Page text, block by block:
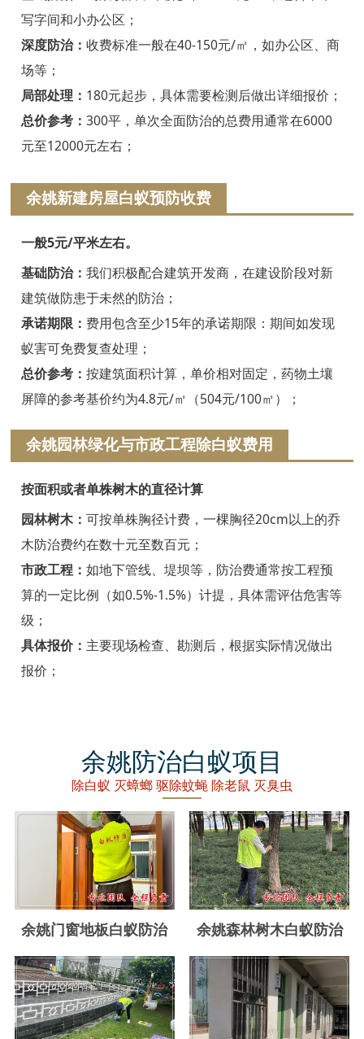
绍兴白蚁防治
诸暨白蚁防治
嵊州白蚁防治
新昌白蚁防治
金华白蚁防治
义乌白蚁防治
永康白蚁防治
武义白蚁防治
浦江白蚁防治
磐安白蚁防治
衢州白蚁防治
江山白蚁防治
常山白蚁防治
开化白蚁防治
龙游白蚁防治
舟山白蚁防治
岱山白蚁防治
青田白蚁防治
缙云白蚁防治
遂昌白蚁防治
松阳白蚁防治
云和白蚁防治
庆元白蚁防治
景宁白蚁防治
写字间和小办公区；
深度防治： 收费标准一般在40-150元/㎡，如办公区、商
场等；
局部处理： 180元起步，具体需要检测后做出详细报价；
总价参考： 300平，单次全面防治的总费用通常在6000
元至12000元左右；
余姚新建房屋白蚁预防收费
一般5元/平米左右。
基础防治： 我们积极配合建筑开发商，在建设阶段对新
建筑做防患于未然的防治；
承诺期限： 费用包含至少15年的承诺期限：期间如发现
蚁害可免费复查处理；
总价参考： 按建筑面积计算，单价相对固定，药物土壤
屏障的参考基价约为4.8元/㎡（504元/100㎡）；
余姚园林绿化与市政工程除白蚁费用
按面积或者单株树木的直径计算
园林树木： 可按单株胸径计费，一棵胸径20cm以上的乔
木防治费约在数十元至数百元；
市政工程： 如地下管线、堤坝等，防治费通常按工程预
算的一定比例（如0.5%-1.5%）计提，具体需评估危害等
级；
具体报价： 主要现场检查、勘测后，根据实际情况做出
报价；
余姚防治白蚁项目
除白蚁 灭蟑螂 驱除蚊蝇 除老鼠 灭臭虫
余姚门窗地板白蚁防治 余姚森林树木白蚁防治